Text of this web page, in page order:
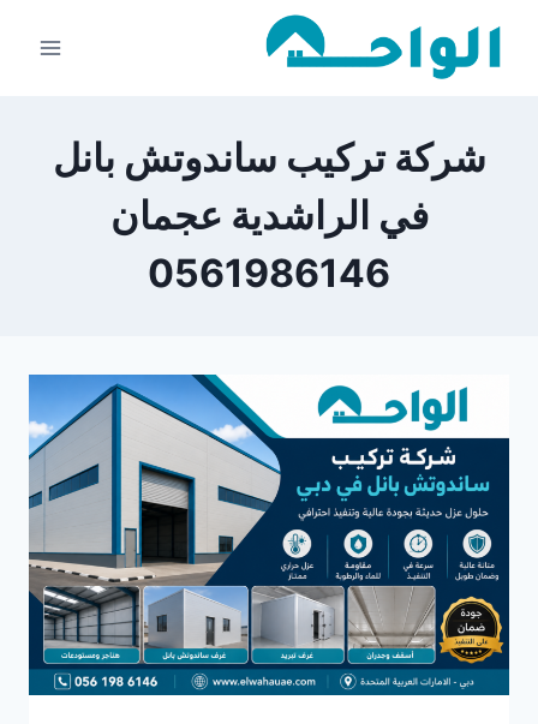
شركة تركيب ساندوتش بانل
في الراشدية عجمان
0561986146